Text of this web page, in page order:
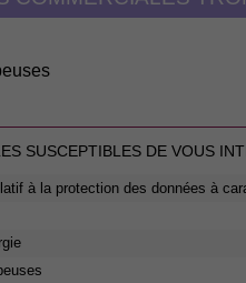
SUSCEPTIBLES DE VOUS
à la protection des données à